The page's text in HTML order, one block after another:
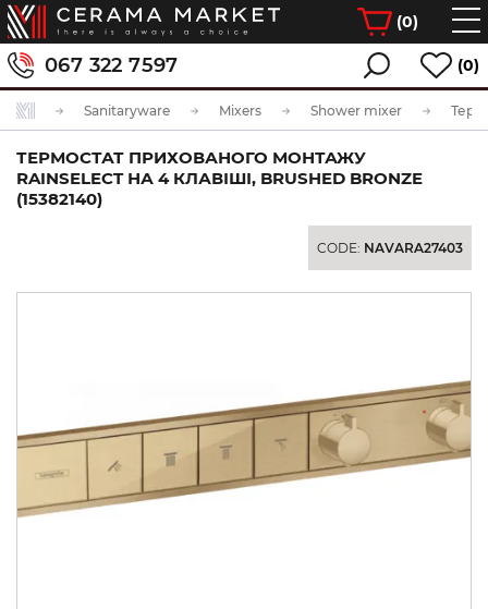
(0)
067 322 7597 (0)
Sanitaryware Mixers Shower mixer
ТЕРМОСТАТ ПРИХОВАНОГО МОНТАЖУ
RAINSELECT НА 4 КЛАВІШІ, BRUSHED BRONZE
(15382140)
CODE: NAVARA27403